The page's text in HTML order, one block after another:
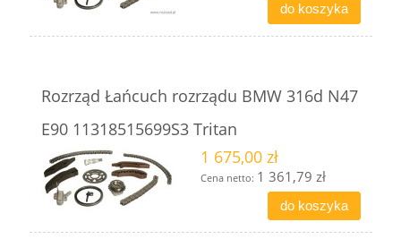
do koszyka
Rozrząd Łańcuch rozrządu BMW 316d N47
E90 11318515699S3 Tritan
1 675,00 zł
Cena netto: 1 361,79 zł
do koszyka